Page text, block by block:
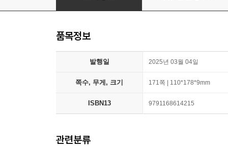
품목정보
발행일 2025년 03월 04일
쪽수, 무게, 크기 171쪽 | 110*178*9mm
ISBN13 9791168614215
관련분류